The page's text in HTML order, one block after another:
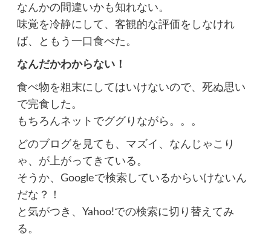
なんかの間違いかも知れない。
味覚を冷静にして、客観的な評価をしなけれ
ば、ともう一口食べた。
なんだかわからない！
食べ物を粗末にしてはいけないので、死ぬ思い
で完食した。
もちろんネットでググりながら。。。
どのブログを見ても、マズイ、なんじゃこり
ゃ、が上がってきている。
そうか、Googleで検索しているからいけないん
だな？！
と気がつき、Yahoo!での検索に切り替えてみ
る。